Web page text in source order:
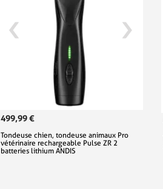
499,99 €
Tondeuse chien, tondeuse animaux Pro
vétérinaire rechargeable Pulse ZR 2
batteries lithium ANDIS